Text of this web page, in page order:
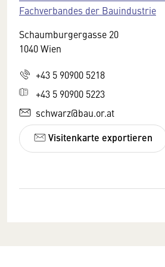
Fachverbandes der Bauindustrie
Schaumburgergasse 20
1040 Wien
+43 5 90900 5218
+43 5 90900 5223
schwarz@bau.or.at
Visitenkarte exportieren